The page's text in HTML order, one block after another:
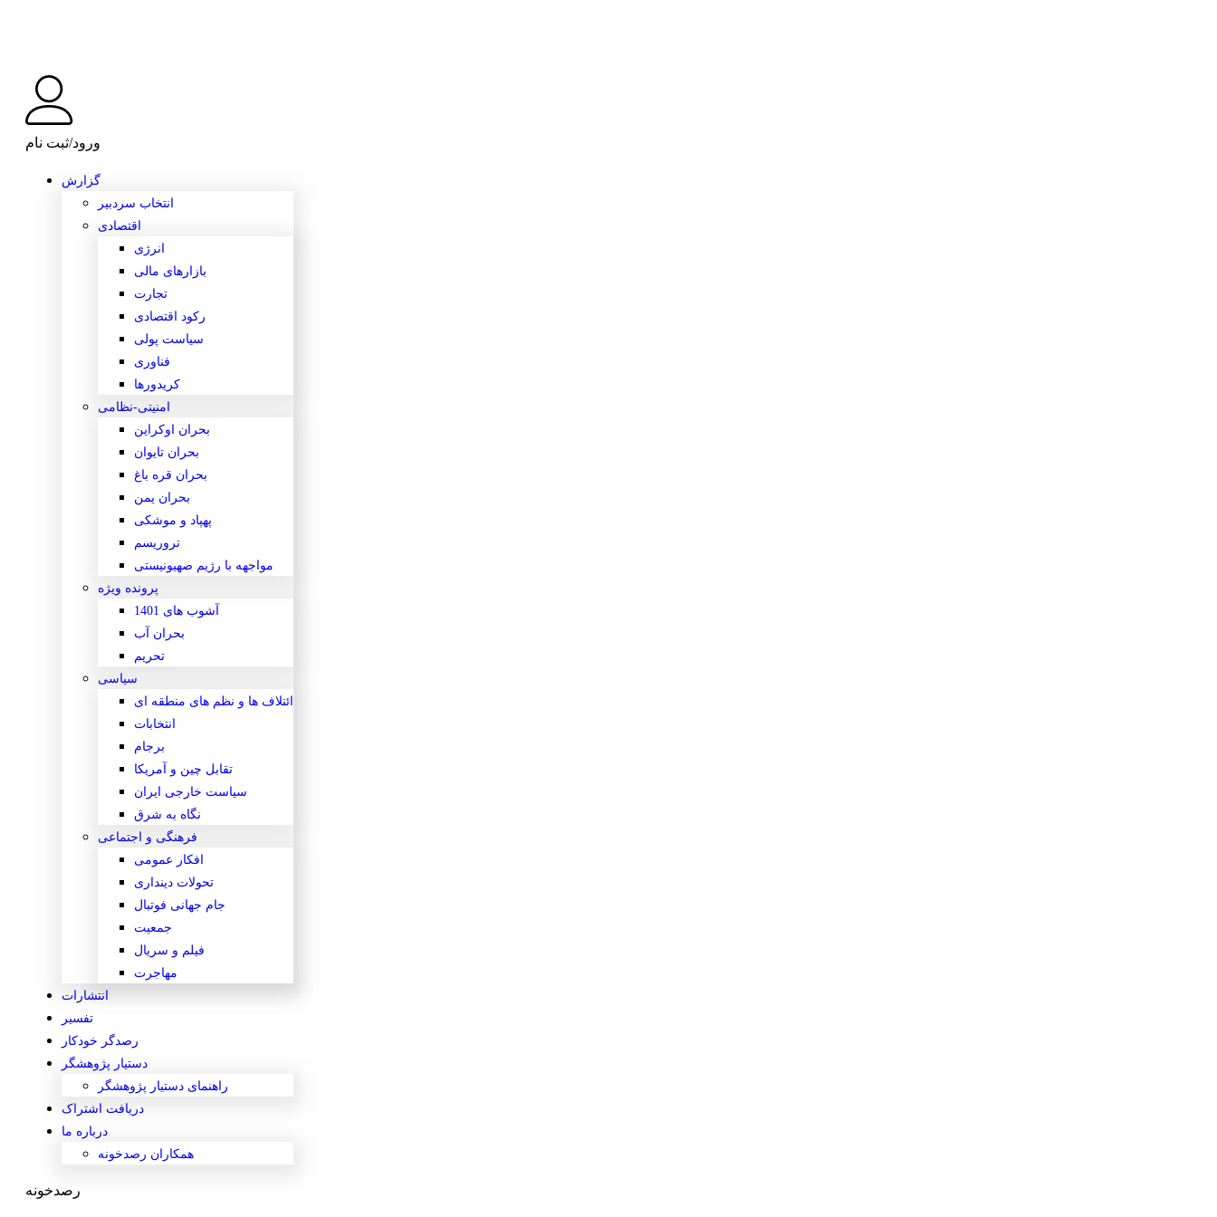
ورود/ثبت نام
گزارش
انتخاب سردبیر
اقتصادی
انرژی
بازارهای مالی
تجارت
رکود اقتصادی
سیاست پولی
فناوری
کریدورها
امنیتی-نظامی
بحران اوکراین
بحران تایوان
بحران قره باغ
بحران یمن
پهپاد و موشکی
تروریسم
مواجهه با رژیم صهیونیستی
پرونده ویژه
آشوب های 1401
بحران آب
تحریم
سیاسی
ائتلاف ها و نظم های منطقه ای
انتخابات
برجام
تقابل چین و آمریکا
سیاست خارجی ایران
نگاه به شرق
فرهنگی و اجتماعی
افکار عمومی
تحولات دینداری
جام جهانی فوتبال
جمعیت
فیلم و سریال
مهاجرت
انتشارات
تفسیر
رصدگر خودکار
دستیار پژوهشگر
راهنمای دستیار پژوهشگر
دریافت اشتراک
درباره ما
همکاران رصدخونه
رصدخونه